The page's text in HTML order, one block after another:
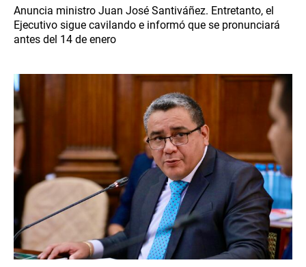
Anuncia ministro Juan José Santiváñez. Entretanto, el
Ejecutivo sigue cavilando e informó que se pronunciará
antes del 14 de enero